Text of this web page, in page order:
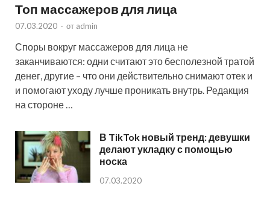
Топ массажеров для лица
07.03.2020 - от admin
Споры вокруг массажеров для лица не
заканчиваются: одни считают это бесполезной тратой
денег, другие – что они действительно снимают отек и
и помогают уходу лучше проникать внутрь. Редакция
на стороне …
В TikTok новый тренд: девушки
делают укладку с помощью
носка
07.03.2020